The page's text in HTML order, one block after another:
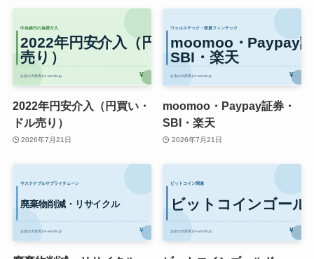
2022年円安介入（円買い・
ドル売り）
2026年7月21日
moomoo・Paypay証券・
SBI・楽天
2026年7月21日